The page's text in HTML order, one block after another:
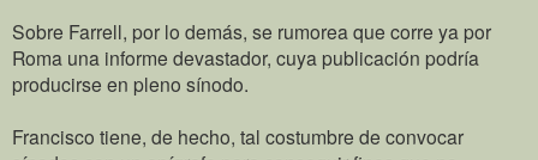
Sobre Farrell, por lo demás, se rumorea que corre ya por
Roma una informe devastador, cuya publicación podría
producirse en pleno sínodo.
Francisco tiene, de hecho, tal costumbre de convocar